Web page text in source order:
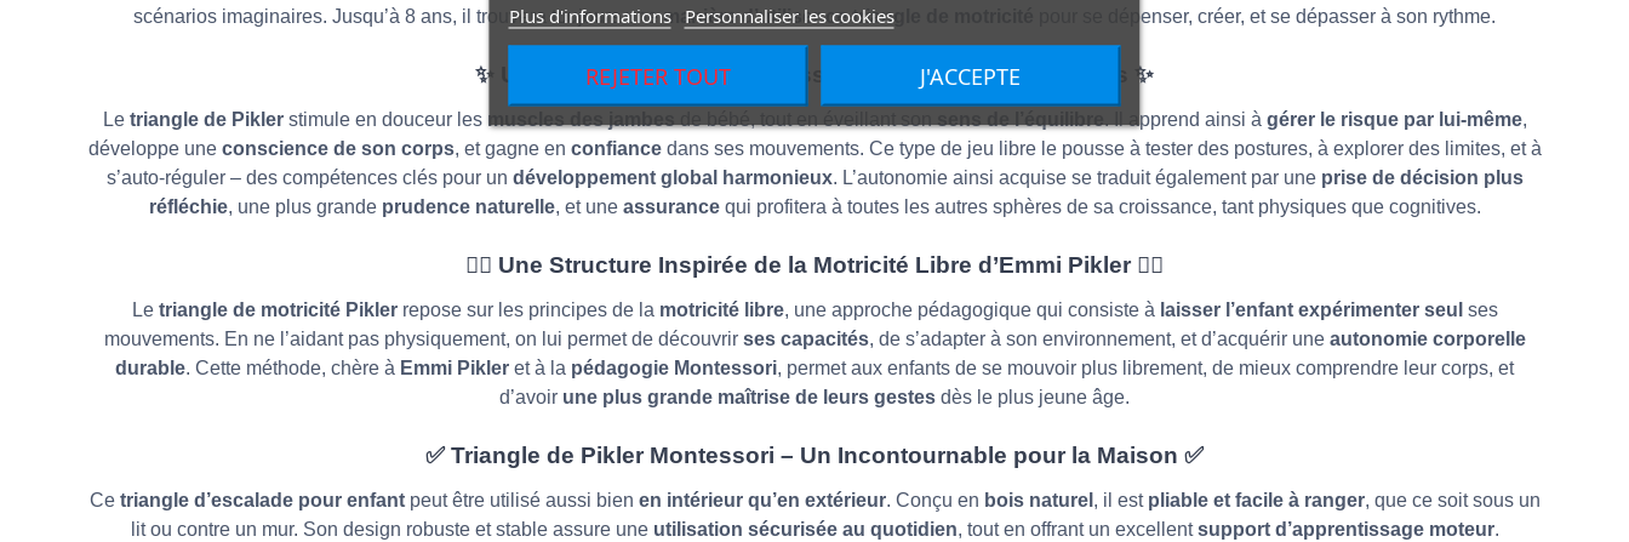
Plus d'informations Personnaliser les cookies
REJETER TOUT J'ACCEPTE
scénarios imaginaires. Jusqu’à 8 ans, il trouvera toujours unemanière d’utiliser ce triangle de motricité pour se dépenser, créer, et se dépasser à son rythme.
✨ Un Matériel Éducatif Montessori aux Nombreux Bienfaits ✨
Le triangle de Piklerstimule en douceur les muscles des jambes . Il apprend ainsi à gérer le risque par lui-même,
développe une conscience de son corps, et gagne en confiancedans ses mouvements. Ce type de jeu libre le pousse à tester des postures, à explorer des limites, et à
s’auto-réguler – des compétences clés pour un développement global harmonieux. L’autonomie ainsi acquise se traduit également par une prise de décision plus
réfléchie, une plus grande prudence naturelle, et une assurancequi profitera à toutes les autres sphères de sa croissance, tant physiques que cognitives.
🖐🏽 Une Structure Inspirée de la Motricité Libre d’Emmi Pikler 🖐🏽
Le triangle de motricité Piklerrepose sur les principes de la motricité libre, une approche pédagogique qui consiste à laisser l’enfant expérimenter seul ses
mouvements. En ne l’aidant pas physiquement, on lui permet de découvrir ses capacités, de s’adapter à son environnement, et d’acquérir une autonomie corporelle
durable. Cette méthode, chère à Emmi Pikler et à la pédagogie Montessori, permet aux enfants de se mouvoir plus librement, de mieux comprendre leur corps, et
d’avoir une plus grande maîtrise de leurs gestes dès le plus jeune âge.
✅Triangle de Pikler Montessori – Un Incontournable pour la Maison ✅
Ce triangle d’escalade pour enfantpeut être utilisé aussi bien en intérieur qu’en extérieur. Conçu en bois naturel , il est pliable et facile à ranger, que ce soit sous un
lit ou contre un mur. Son design robuste et stable assure une utilisation sécurisée au quotidien, tout en offrant un excellentsupport d’apprentissage moteur.